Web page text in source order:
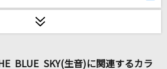
BLUE SKY(生音)に関連するカラ